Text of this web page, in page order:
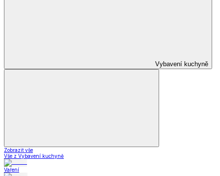
Vybavení kuchyně
Zobrazit vše
Vše z Vybavení kuchyně
Vaření